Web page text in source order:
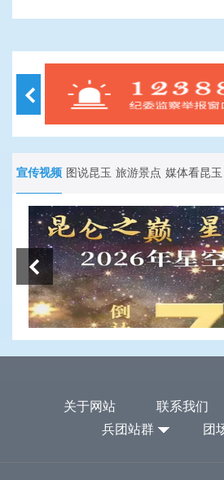
宣传视频 图说昆玉 旅游景点 媒体看昆玉
关于网站 联系我们
兵团站群
团